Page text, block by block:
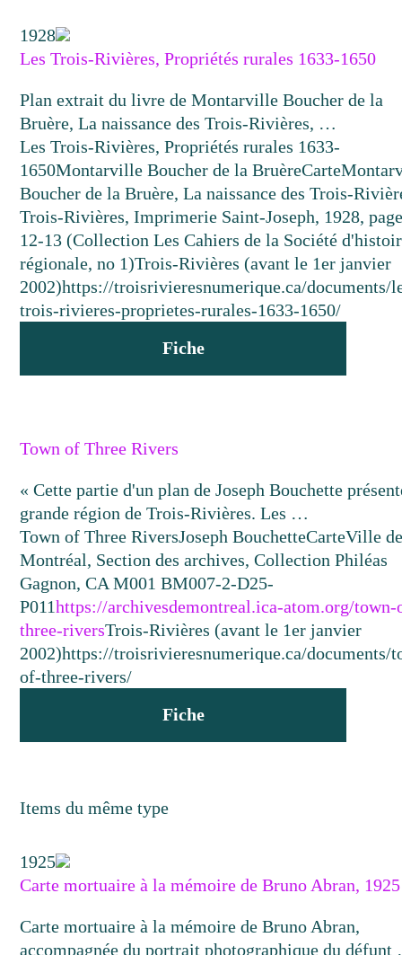
1928
Les Trois-Rivières, Propriétés rurales 1633-1650
Plan extrait du livre de Montarville Boucher de la
Bruère, La naissance des Trois-Rivières, …
Les Trois-Rivières, Propriétés rurales 1633-
1650Montarville Boucher de la BruèreCarte
Boucher de la Bruère, La naissance des Trois-
Trois-Rivières, Imprimerie Saint-Joseph, 1928,
12-13 (Collection Les Cahiers de la Société
régionale, no 1)Trois-Rivières (avant le 1er janvier
2002)https://troisrivieresnumerique.ca/documents/
trois-rivieres-proprietes-rurales-1633-1650/
Fiche
Town of Three Rivers
« Cette partie d'un plan de Joseph Bouchette
grande région de Trois-Rivières. Les …
Town of Three RiversJoseph BouchetteCarteVille
Montréal, Section des archives, Collection Philéas
Gagnon, CA M001 BM007-2-D25-
P011https://archivesdemontreal.ica-atom.org/
three-riversTrois-Rivières (avant le 1er janvier
2002)https://troisrivieresnumerique.ca/documents/
of-three-rivers/
Fiche
Items du même type
1925
Carte mortuaire à la mémoire de Bruno Abran, 1925
Carte mortuaire à la mémoire de Bruno Abran,
accompagnée du portrait photographique du